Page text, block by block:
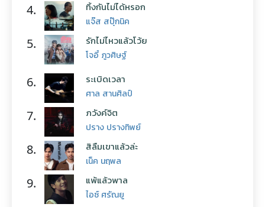
4. ทิ้งกันไม่ได้หรอก
แจ๊ส สปุ๊กนิค
5. รักไม่ไหวแล้วโว้ย
โจอี้ ภูวศิษฐ์
6. ระเบิดเวลา
ศาล สานศิลป์
7. ภวังค์จิต
ปราง ปรางทิพย์
8. สิลืมเขาแล้วล่ะ
เน็ค นฤพล
9. แพ้แล้วพาล
ไอซ์ ศรัณยู